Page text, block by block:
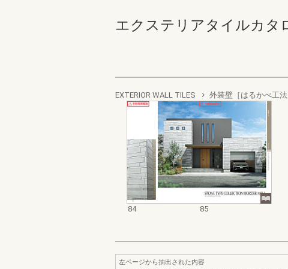
エクステリアタイルカタ
EXTERIOR WALL TILES 外装壁［はるかべ工法
84 85
左ページから抽出された内容